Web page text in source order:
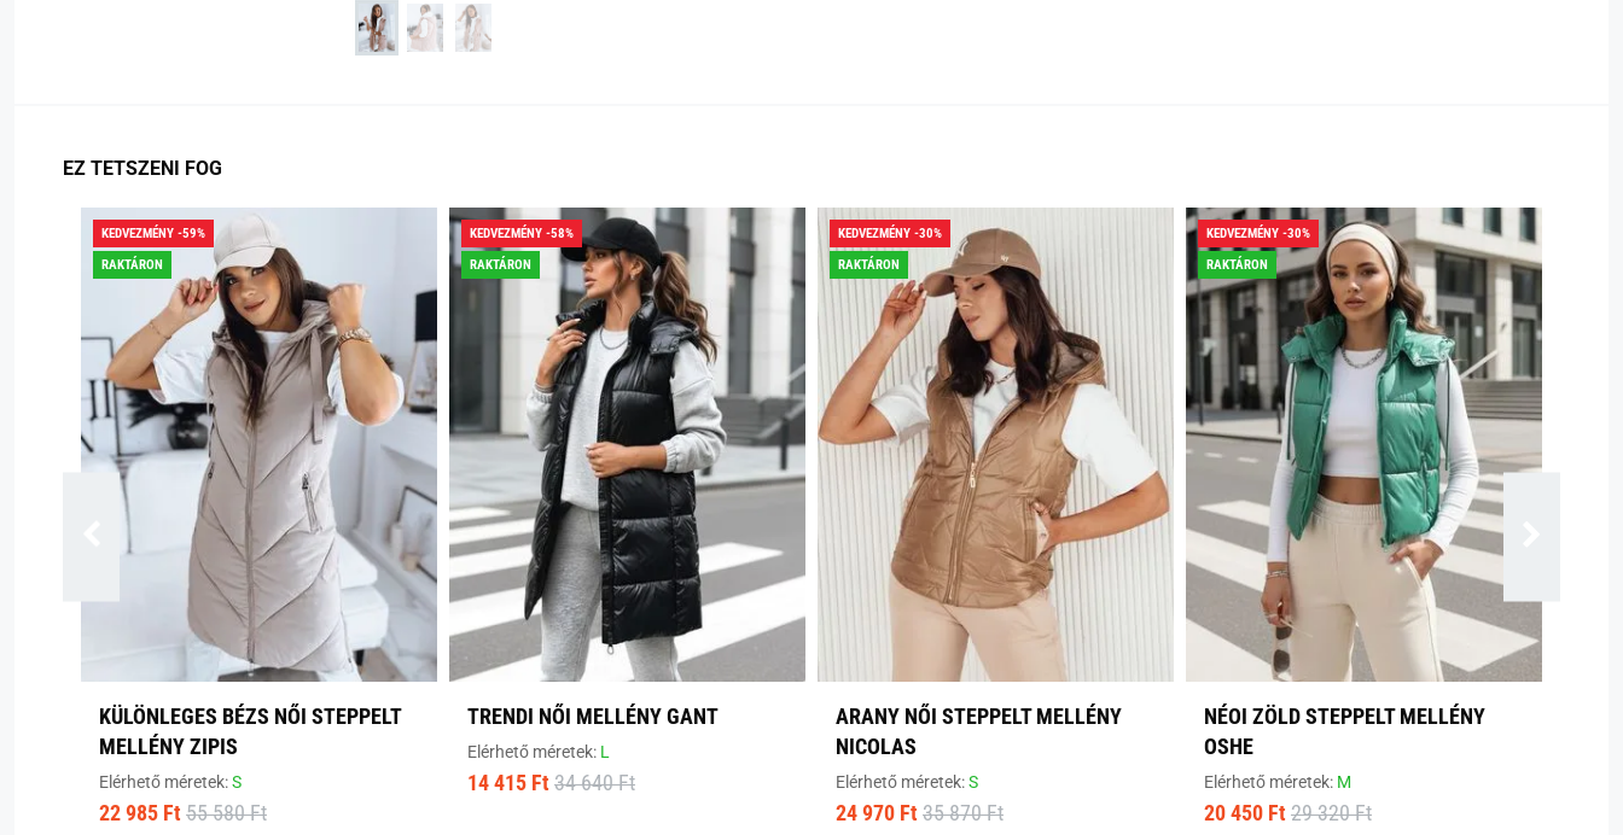
EZ TETSZENI FOG
KEDVEZMÉNY -59%
RAKTÁRON
KÜLÖNLEGES BÉZS NŐI STEPPELT
MELLÉNY ZIPIS
Elérhető méretek:S
22 985 Ft 55 580 Ft
KEDVEZMÉNY -58%
RAKTÁRON
TRENDI NŐI MELLÉNY GANT
Elérhető méretek: L
14 415 Ft 34 640 Ft
KEDVEZMÉNY -30%
RAKTÁRON
ARANY NŐI STEPPELT MELLÉNY
NICOLAS
Elérhető méretek:S
24 970 Ft 35 870 Ft
KEDVEZMÉNY -30%
RAKTÁRON
NÉOI ZÖLD STEPPELT MELLÉNY
OSHE
Elérhető méretek: M
20 450 Ft 29 320 Ft